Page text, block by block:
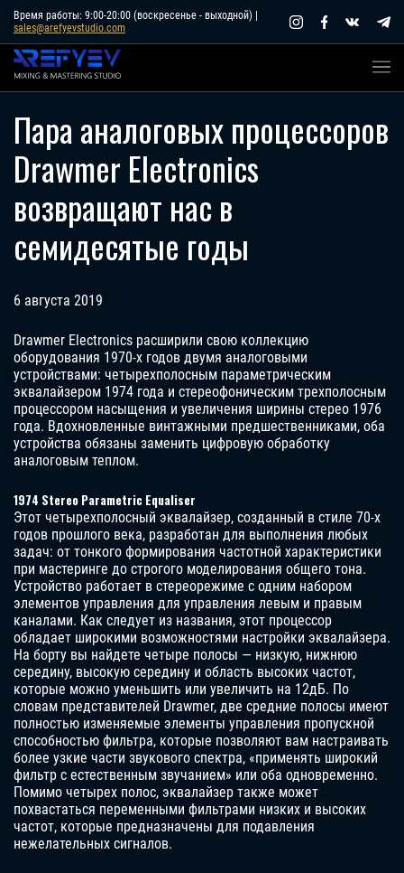
Skip
content
Время работы: 9:00-20:00 (воскресенье - выходной) |
sales@arefyevstudio.com
Пара аналоговых процессоров
Drawmer Electronics
возвращают нас в
семидесятые годы
6 августа 2019
Drawmer Electronics расширили свою коллекцию
оборудования 1970-х годов двумя аналоговыми
устройствами: четырехполосным параметрическим
эквалайзером 1974 года и стереофоническим трехполосным
процессором насыщения и увеличения ширины стерео 1976
года. Вдохновленные винтажными предшественниками, оба
устройства обязаны заменить цифровую обработку
аналоговым теплом.
1974 Stereo Parametric Equaliser
Этот четырехполосный эквалайзер, созданный в стиле 70-х
годов прошлого века, разработан для выполнения любых
задач: от тонкого формирования частотной характеристики
при мастеринге до строгого моделирования общего тона.
Устройство работает в стереорежиме с одним набором
элементов управления для управления левым и правым
каналами. Как следует из названия, этот процессор
обладает широкими возможностями настройки эквалайзера.
На борту вы найдете четыре полосы — низкую, нижнюю
середину, высокую середину и область высоких частот,
которые можно уменьшить или увеличить на 12дБ. По
словам представителей Drawmer, две средние полосы имеют
полностью изменяемые элементы управления пропускной
способностью фильтра, которые позволяют вам настраивать
более узкие части звукового спектра, «применять широкий
фильтр с естественным звучанием» или оба одновременно.
Помимо четырех полос, эквалайзер также может
похвастаться переменными фильтрами низких и высоких
частот, которые предназначены для подавления
нежелательных сигналов.